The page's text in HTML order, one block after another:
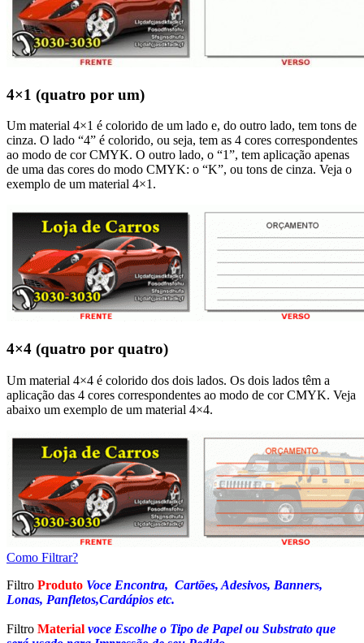
4×1 (quatro por um)
Um material 4×1 é colorido de um lado e, do outro lado, tem tons de
cinza. O lado “4” é colorido, ou seja, tem as 4 cores correspondentes
ao modo de cor CMYK. O outro lado, o “1”, tem aplicação apenas
de uma das cores do modo CMYK: o “K”, ou tons de cinza. Veja o
exemplo de um material 4×1.
4×4 (quatro por quatro)
Um material 4×4 é colorido dos dois lados. Os dois lados têm a
aplicação das 4 cores correspondentes ao modo de cor CMYK. Veja
abaixo um exemplo de um material 4×4.
Como Filtrar?
Filtro Produto Voce Encontra, Cartões, Adesivos, Banners,
Lonas, Panfletos,Cardápios etc.
Filtro Material voce Escolhe o Tipo de Papel ou Substrato que